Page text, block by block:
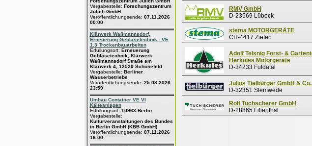
Vergabestelle: Forschungszentrum
Jülich GmbH
Veröffentlichungsende: 07.11.2026
00:00
Klärwerk Waßmannsdorf,
Erneuerung Gebläsetechnik - VE
1.3 Trockenbauarbeiten
Erfüllungsort: Erneuerung
Gebläsetechnik, Klärwerk
Waßmannsdorf Straße am
Klärwerk 4, 12529 Schönefeld
Vergabestelle: Berliner
Wasserbetriebe
Veröffentlichungsende: 25.08.2026
23:59
Umbau Container VE VI
Kälteanlagen
Erfüllungsort: 10963 Berlin
Vergabestelle:
Kulturveranstaltungen des Bundes
in Berlin GmbH (KBB GmbH)
Veröffentlichungsende: 07.11.2026
16:00
RMV GmbH
D-23569 Lübeck
stema MOTORGERÄTE
CH-4417 Ziefen
Adolf Telsnig Forst- &
Herkules Motorgeräte
D-34233 Fuldatal
Julius Tielbürger GmbH &
D-32351 Stemwede
Rolf Tuchscherer GmbH
D-28865 Lilienthal